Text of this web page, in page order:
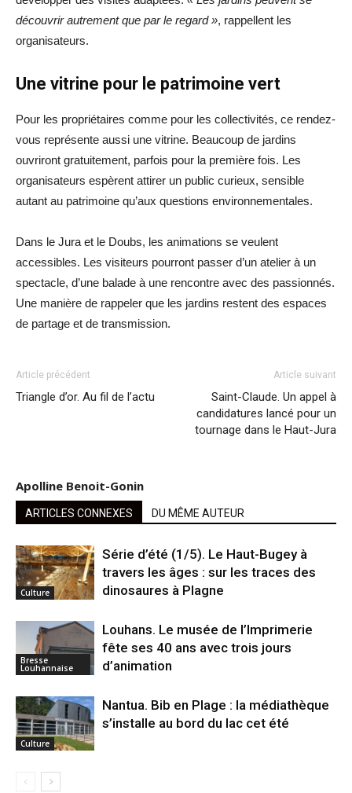
découvrir autrement que par le regard », rappellent les
organisateurs.
Une vitrine pour le patrimoine vert
Pour les propriétaires comme pour les collectivités, ce rendez-
vous représente aussi une vitrine. Beaucoup de jardins
ouvriront gratuitement, parfois pour la première fois. Les
organisateurs espèrent attirer un public curieux, sensible
autant au patrimoine qu’aux questions environnementales.
Dans le Jura et le Doubs, les animations se veulent
accessibles. Les visiteurs pourront passer d’un atelier à un
spectacle, d’une balade à une rencontre avec des passionnés.
Une manière de rappeler que les jardins restent des espaces
de partage et de transmission.
Article précédent
Triangle d’or. Au fil de l’actu
Article suivant
Saint-Claude. Un appel à
candidatures lancé pour un
tournage dans le Haut-Jura
Apolline Benoit-Gonin
ARTICLES CONNEXES DU MÊME AUTEUR
Culture
Série d’été (1/5). Le Haut-Bugey à
travers les âges : sur les traces des
dinosaures à Plagne
Bresse
Louhannaise
Louhans. Le musée de l’Imprimerie
fête ses 40 ans avec trois jours
d’animation
Culture
Nantua. Bib en Plage : la médiathèque
s’installe au bord du lac cet été